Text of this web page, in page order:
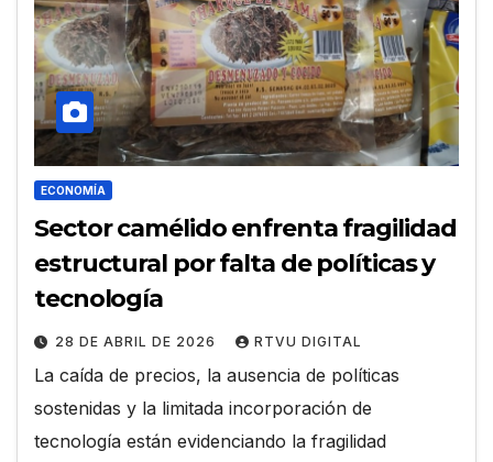
ECONOMÍA
Sector camélido enfrenta fragilidad
estructural por falta de políticas y
tecnología
28 DE ABRIL DE 2026 RTVU DIGITAL
La caída de precios, la ausencia de políticas
sostenidas y la limitada incorporación de
tecnología están evidenciando la fragilidad